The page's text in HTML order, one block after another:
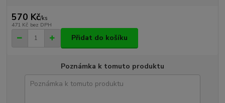
570 Kč/ks
471 Kč bez DPH
Přidat do košíku
Poznámka k tomuto produktu